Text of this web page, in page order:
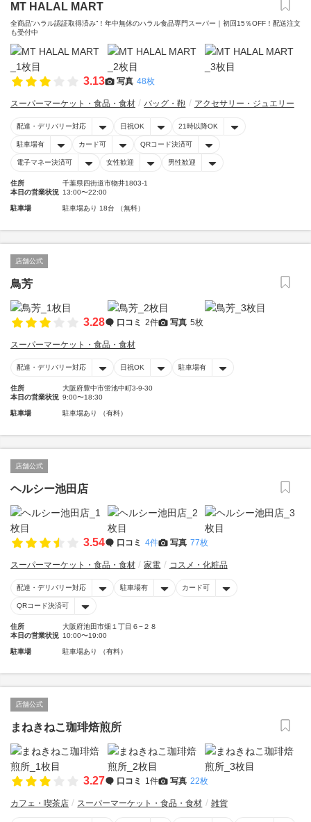
MT HALAL MART
全商品“ハラル認証取得済み”！年中無休のハラル食品専門スーパー｜初回15％OFF！配送注文
も受付中
3.13 写真 48枚
スーパーマーケット・食品・食材 バッグ・鞄 アクセサリー・ジュエリー
配達・デリバリー対応 日祝OK 21時以降OK
駐車場有 カード可 QRコード決済可
電子マネー決済可 女性歓迎 男性歓迎
住所
千葉県四街道市物井1803-1
本日の営業状況 13:00〜22:00
駐車場 駐車場あり 18台 （無料）
店舗公式
鳥芳
3.28 口コミ 2件 写真 5枚
スーパーマーケット・食品・食材
配達・デリバリー対応 日祝OK 駐車場有
住所
大阪府豊中市蛍池中町3-9-30
本日の営業状況 9:00〜18:30
駐車場 駐車場あり （有料）
店舗公式
ヘルシー池田店
3.54 口コミ 4件 写真 77枚
スーパーマーケット・食品・食材 家電 コスメ・化粧品
配達・デリバリー対応 駐車場有 カード可
QRコード決済可
住所
大阪府池田市畑１丁目６−２８
本日の営業状況 10:00〜19:00
駐車場 駐車場あり （有料）
店舗公式
まねきねこ珈琲焙煎所
3.27 口コミ 1件 写真 22枚
カフェ・喫茶店 スーパーマーケット・食品・食材 雑貨